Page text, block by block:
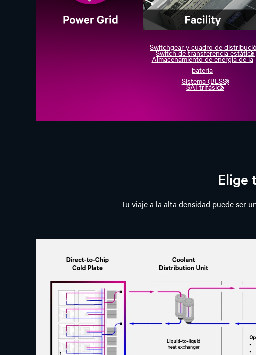
Switchgear y cuadro de
Switch de transferencia estático
Almacenamiento de energía de la
batería
Sistema (BESS)
SAI trifásico
Elige
Tu viaje a la alta densidad puede ser